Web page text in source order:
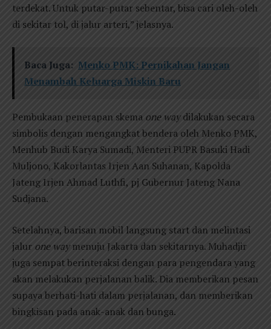
terdekat. Untuk putar-putar sebentar, bisa cari oleh-oleh
di sekitar tol, di jalur arteri,” jelasnya.
Baca Juga: Menko PMK: Pernikahan Jangan
Menambah Keluarga Miskin Baru
Pembukaan penerapan skema one waydilakukan secara
simbolis dengan mengangkat bendera oleh Menko PMK,
Menhub Budi Karya Sumadi, Menteri PUPR Basuki Hadi
Muljono, Kakorlantas Irjen Aan Suhanan, Kapolda
Jateng Irjen Ahmad Luthfi, pj Gubernur Jateng Nana
Sudjana.
Setelahnya, barisan mobil langsung start dan melintasi
jalur one waymenuju Jakarta dan sekitarnya. Muhadjir
juga sempat berinteraksi dengan para pengendara yang
akan melakukan perjalanan balik. Dia memberikan pesan
supaya berhati-hati dalam perjalanan, dan memberikan
bingkisan pada anak-anak dan bunga.